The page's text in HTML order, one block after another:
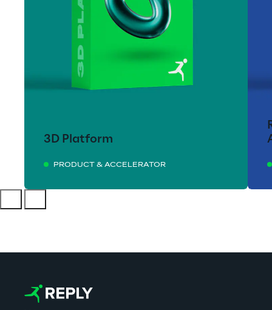
3D Platform
PRODUCT & ACCELERATOR